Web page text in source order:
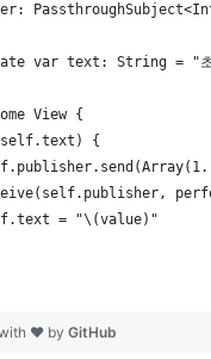
var text: String = "
View {
{
= "\(value)"
❤ by GitHub